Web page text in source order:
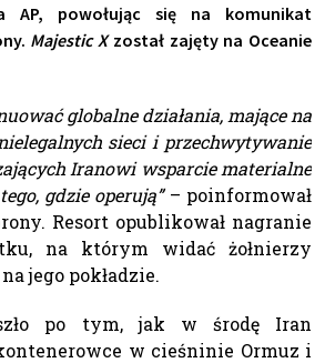
AP, powołując się na komunikat
Majestic Xzostał zajęty na Oceanie
globalne działania, mające na
sieci i przechwytywanie
Iranowi wsparcie materialne
gdzie operują”– poinformował
Resort opublikował nagranie
na którym widać żołnierzy
jego pokładzie.
po tym, jak w środę Iran
w cieśninie Ormuz i